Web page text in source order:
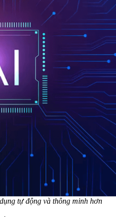
tự động và thông minh hơn